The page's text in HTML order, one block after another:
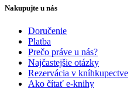
Nakupujte u nás
Doručenie
Platba
Prečo práve u nás?
Najčastejšie otázky
Rezervácia v kníhkupectve
Ako čítať e-knihy